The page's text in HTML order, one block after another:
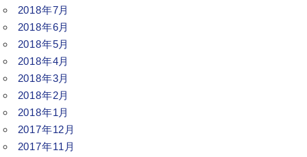
2018年7月
2018年6月
2018年5月
2018年4月
2018年3月
2018年2月
2018年1月
2017年12月
2017年11月